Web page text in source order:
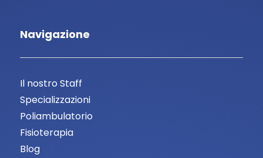
Navigazione
Il nostro Staff
Specializzazioni
Poliambulatorio
Fisioterapia
Blog